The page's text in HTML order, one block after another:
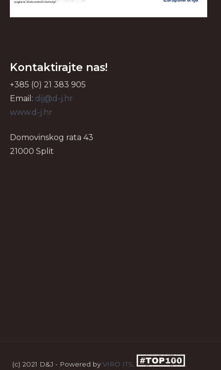
Kontaktirajte nas!
+385 (0) 21 383 905
Email: dij@d-j.hr
www.d-j.hr
Domovinskog rata 43
21000 Split
(c) 2021 D&J - Powered by VIRO ITS. .